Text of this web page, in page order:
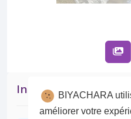
BIYACHARA
améliorer votre
Intéressé par cette